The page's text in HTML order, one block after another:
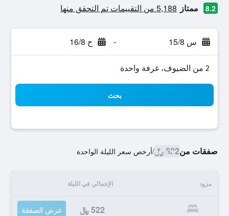
8.2 ممتاز 5,188 من التقييمات تم التحقق منها
س 15/8 - ح 16/8
2 من الضيوف، غرفة واحدة
بحث
صفقات من522 ﷼ /أرخص سعر الليلة الواحدة
مزود الإجمالي في الليلة
522 ﷼ عرض الصفقة